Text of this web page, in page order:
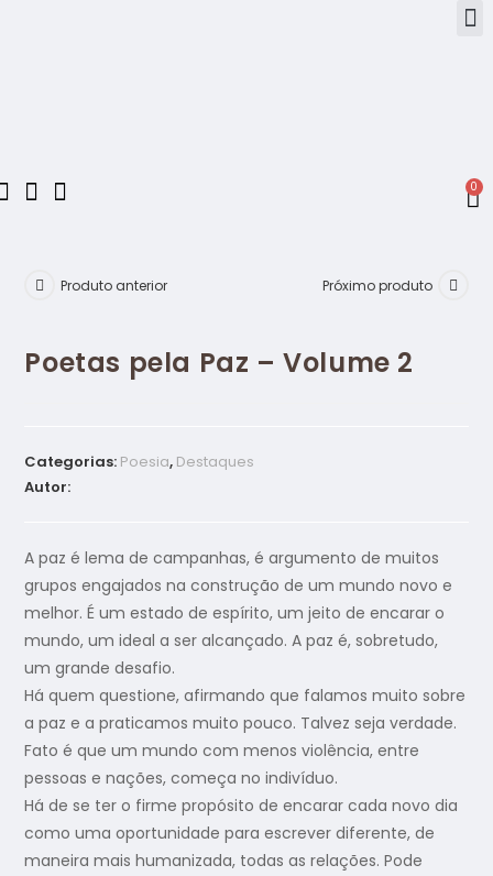
0
Produto anterior Próximo produto
Poetas pela Paz – Volume 2
Categorias: Poesia, Destaques
Autor:
A paz é lema de campanhas, é argumento de muitos
grupos engajados na construção de um mundo novo e
melhor. É um estado de espírito, um jeito de encarar o
mundo, um ideal a ser alcançado. A paz é, sobretudo,
um grande desafio.
Há quem questione, afirmando que falamos muito sobre
a paz e a praticamos muito pouco. Talvez seja verdade.
Fato é que um mundo com menos violência, entre
pessoas e nações, começa no indivíduo.
Há de se ter o firme propósito de encarar cada novo dia
como uma oportunidade para escrever diferente, de
maneira mais humanizada, todas as relações. Pode